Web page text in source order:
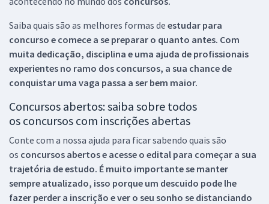
Saiba quais são as melhores formas de estudar para
concurso e comece a se preparar o quanto antes. Com
muita dedicação, disciplina e uma ajuda de profissionais
experientes no ramo dos concursos, a sua chance de
conquistar uma vaga passa a ser bem maior.
Concursos abertos: saiba sobre todos
os concursos com inscrições abertas
Conte com a nossa ajuda para ficar sabendo quais são
os concursos abertos e acesse o edital para começar a sua
trajetória de estudo. É muito importante se manter
sempre atualizado, isso porque um descuido pode lhe
fazer perder a inscrição e ver o seu sonho se distanciando